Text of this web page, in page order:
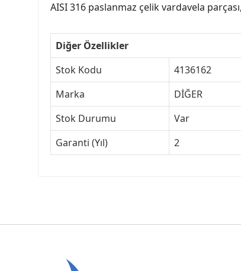
AISI 316 paslanmaz çelik vardavela
Diğer Özellikler
Stok Kodu
4136162
Marka
DİĞER
Stok Durumu
Var
Garanti (Yıl)
2